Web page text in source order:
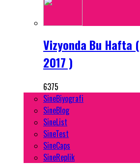
Vizyonda Bu Hafta
2017 )
6375
SineBiyografi
SineBlog
SineList
SineTest
SineCaps
SineReplik